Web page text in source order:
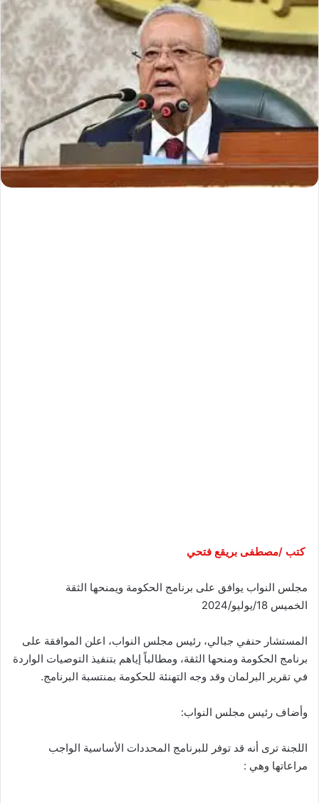
كتب /مصطفى بريقع فتحي
مجلس النواب يوافق على برنامج الحكومة ويمنحها الثقة
الخميس 18/يوليو/2024
المستشار حنفي جبالي، رئيس مجلس النواب، اعلن الموافقة على
برنامج الحكومة ومنحها الثقة، ومطالباً إياهم بتنفيذ التوصيات الواردة
في تقرير البرلمان وقد وجه التهنئة للحكومة بمنتسبة البرنامج.
وأضاف رئيس مجلس النواب:
اللجنة ترى أنه قد توفر للبرنامج المحددات الأساسية الواجب
مراعاتها وهي :